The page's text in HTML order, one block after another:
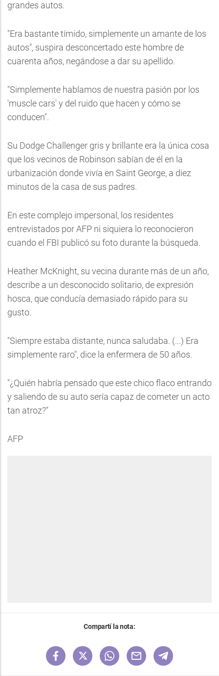
grandes autos.
"Era bastante tímido, simplemente un amante de los
autos", suspira desconcertado este hombre de
cuarenta años, negándose a dar su apellido.
"Simplemente hablamos de nuestra pasión por los
'muscle cars' y del ruido que hacen y cómo se
conducen".
Su Dodge Challenger gris y brillante era la única cosa
que los vecinos de Robinson sabían de él en la
urbanización donde vivía en Saint George, a diez
minutos de la casa de sus padres.
En este complejo impersonal, los residentes
entrevistados por AFP ni siquiera lo reconocieron
cuando el FBI publicó su foto durante la búsqueda.
Heather McKnight, su vecina durante más de un año,
describe a un desconocido solitario, de expresión
hosca, que conducía demasiado rápido para su
gusto.
"Siempre estaba distante, nunca saludaba. (...) Era
simplemente raro", dice la enfermera de 50 años.
"¿Quién habría pensado que este chico flaco entrando
y saliendo de su auto sería capaz de cometer un acto
tan atroz?"
AFP
Compartí la nota: